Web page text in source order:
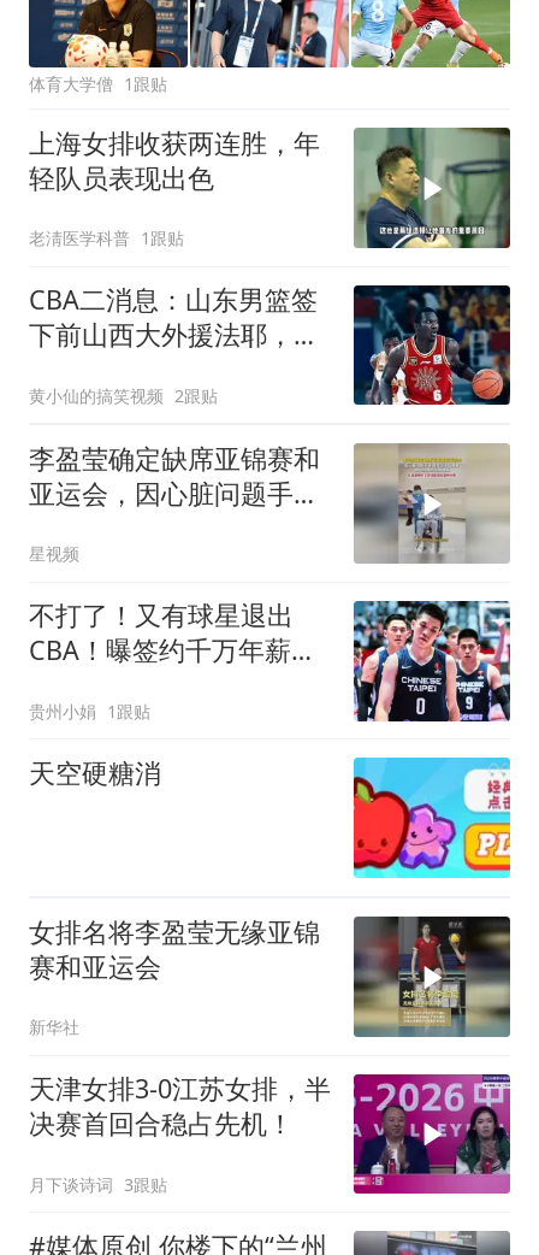
体育大学僧 1跟贴
上海女排收获两连胜，年
轻队员表现出色
老淸医学科普 1跟贴
CBA二消息：山东男篮签
下前山西大外援法耶，林
黄小仙的搞笑视频 2跟贴
李盈莹确定缺席亚锦赛和
亚运会，因心脏问题手
星视频
不打了！又有球星退出
CBA！曝签约千万年薪天
贵州小娟 1跟贴
天空硬糖消
女排名将李盈莹无缘亚锦
赛和亚运会
新华社
天津女排3-0江苏女排，半
决赛首回合稳占先机！
月下谈诗词 3跟贴
#媒体原创 你楼下的“兰州